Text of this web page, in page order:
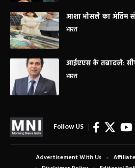
आशा भोसले का अंतिम
भारत
आईएएस के तबादले:
भारत
Follow US
Advertisement With Us